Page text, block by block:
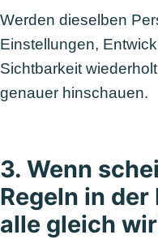
Werden dieselben
Einstellungen,
Sichtbarkeit
genauer hinschauen.
3. Wenn
Regeln in
alle gleich